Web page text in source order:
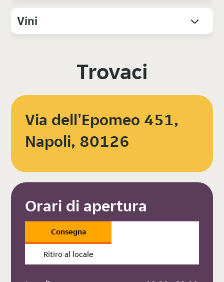
Vini
Trovaci
Via dell'Epomeo 451,
Napoli, 80126
Orari di apertura
Consegna
Ritiro al locale